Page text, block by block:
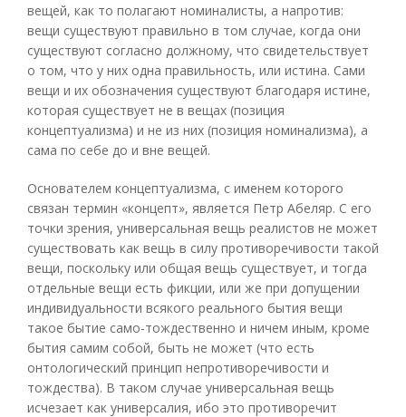
вещей, как то полагают номиналисты, а напротив:
вещи существуют правильно в том случае, когда они
существуют согласно должному, что свидетельствует
о том, что у них одна правильность, или истина. Сами
вещи и их обозначения существуют благодаря истине,
которая существует не в вещах (позиция
концептуализма) и не из них (позиция номинализма), а
сама по себе до и вне вещей.
Основателем концептуализма, с именем которого
связан термин «концепт», является Петр Абеляр. С его
точки зрения, универсальная вещь реалистов не может
существовать как вещь в силу противоречивости такой
вещи, поскольку или общая вещь существует, и тогда
отдельные вещи есть фикции, или же при допущении
индивидуальности всякого реального бытия вещи
такое бытие само-тождественно и ничем иным, кроме
бытия самим собой, быть не может (что есть
онтологический принцип непротиворечивости и
тождества). В таком случае универсальная вещь
исчезает как универсалия, ибо это противоречит